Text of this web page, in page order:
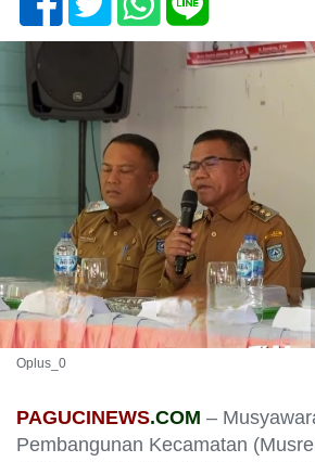
Oplus_0
PAGUCINEWS.COM –
Pembangunan Kecamatan